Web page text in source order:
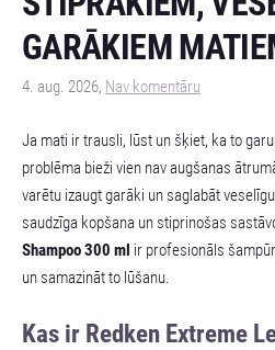
GARĀKIEM
4. aug. 2026, Nav komentāru
Ja mati ir trausli, lūst un šķiet, ka to
problēma bieži vien nav augšanas
varētu izaugt garāki un saglabāt
saudzīga kopšana un stiprinošas
Shampoo 300 ml ir profesionāls
un samazināt to lūšanu.
Kas ir Redken Extreme